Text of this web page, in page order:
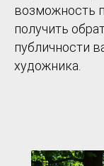
возможность
получить
публичности
художника.